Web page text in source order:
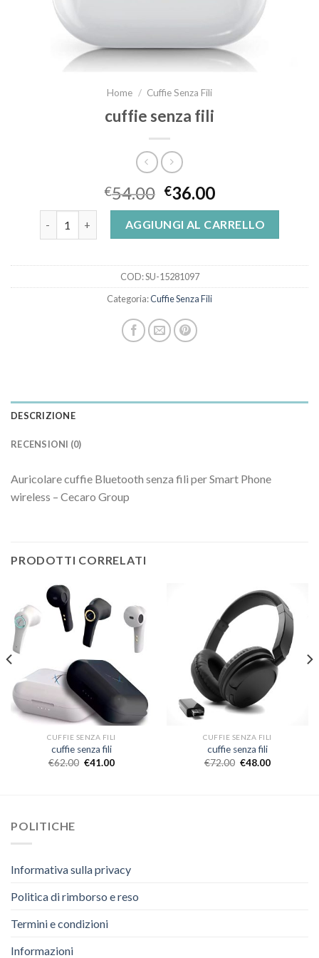
Home / Cuffie Senza Fili
cuffie senza fili
€54.00 €36.00
cuffie senza fili quantitàAGGIUNGI AL CARRELLO
COD:SU-15281097
Categoria:Cuffie Senza Fili
DESCRIZIONE
RECENSIONI (0)
Auricolare cuffie Bluetooth senza fili per Smart Phone
wireless – Cecaro Group
PRODOTTI CORRELATI
CUFFIE SENZA FILI
cuffie senza fili
€62.00 €41.00
CUFFIE SENZA FILI
cuffie senza fili
€72.00 €48.00
POLITICHE
Informativa sulla privacy
Politica di rimborso e reso
Termini e condizioni
Informazioni